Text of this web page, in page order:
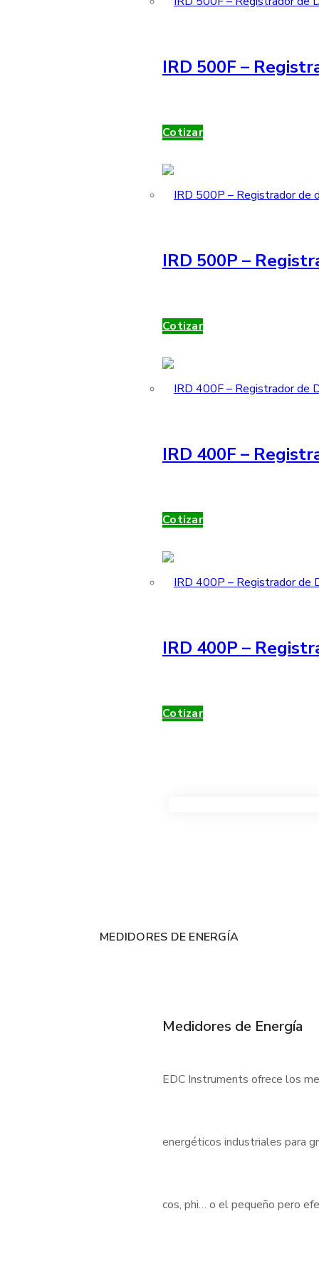
IRD 500F –
Cotizar
IRD 500P –
Cotizar
IRD 400F –
Cotizar
IRD 400P –
Cotizar
MEDIDORES DE ENERGÍA
Medidores de Energía
EDC Instruments ofrece los
energéticos industriales para
cos, phi… o el pequeño pero